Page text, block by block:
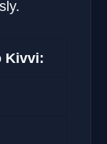
Kivvi: